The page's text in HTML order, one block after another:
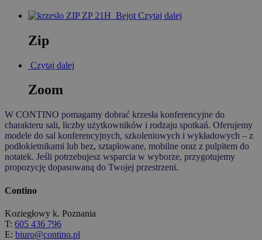
Czytaj dalej
Zip
Czytaj dalej
Zoom
W CONTINO pomagamy dobrać krzesła konferencyjne do
charakteru sali, liczby użytkowników i rodzaju spotkań. Oferujemy
modele do sal konferencyjnych, szkoleniowych i wykładowych – z
podłokietnikami lub bez, sztaplowane, mobilne oraz z pulpitem do
notatek. Jeśli potrzebujesz wsparcia w wyborze, przygotujemy
propozycję dopasowaną do Twojej przestrzeni.
Contino
Koziegłowy k. Poznania
T: 605 436 796
E: biuro@contino.pl